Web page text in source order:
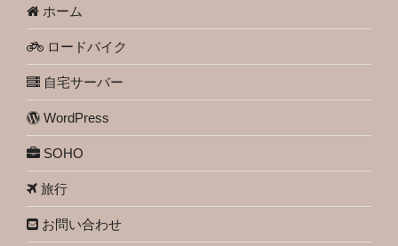
ホーム
ロードバイク
自宅サーバー
WordPress
SOHO
旅行
お問い合わせ